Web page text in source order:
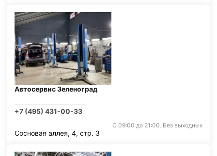
Автосервис Зеленоград
+7 (495) 431-00-33
С 09:00 до 21:00. Без выходных
Сосновая аллея, 4, стр. 3